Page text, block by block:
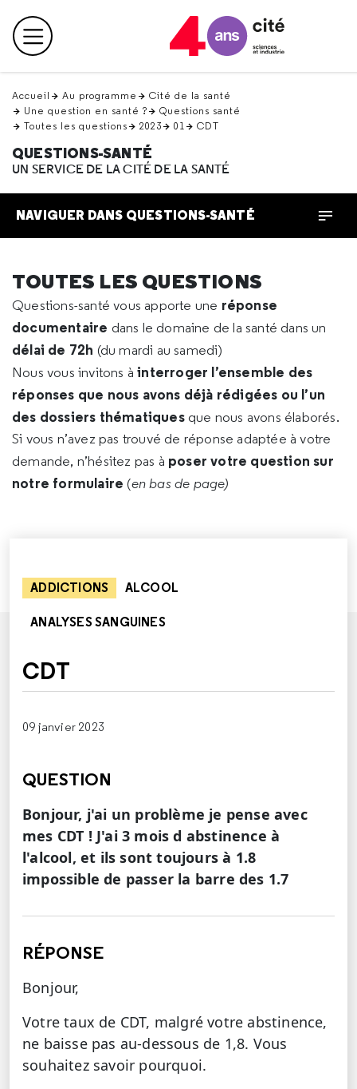
en
haut Menu principal
Accueil Au programme
Cité de la santé
Une question en santé ?
Questions santé
Toutes les questions
2023 01 CDT
QUESTIONS-SANTÉ
UN SERVICE DE LA CITÉ DE LA SANTÉ
NAVIGUER DANS QUESTIONS-SANTÉ
TOUTES LES QUESTIONS
Questions-santé vous apporte une réponse
documentaire dans le domaine de la santé dans un
délai de 72h (du mardi au samedi)
Nous vous invitons àinterroger l’ensemble des
réponses que nous avons déjà rédigées ou l’un
des dossiers thématiques que nous avons élaborés.
Si vous n’avez pas trouvé de réponse adaptée à votre
demande, n’hésitez pas à poser votre question sur
notre formulaire (en bas de page)
ADDICTIONS ALCOOL
ANALYSES SANGUINES
CDT
09 janvier 2023
QUESTION
Bonjour, j'ai un problème je pense avec
mes CDT ! J'ai 3 mois d abstinence à
l'alcool, et ils sont toujours à 1.8
impossible de passer la barre des 1.7
RÉPONSE
Bonjour,
Votre taux de CDT, malgré votre abstinence,
ne baisse pas au-dessous de 1,8. Vous
souhaitez savoir pourquoi.